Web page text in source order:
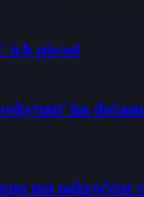
ich pôvod
im
má nakročené